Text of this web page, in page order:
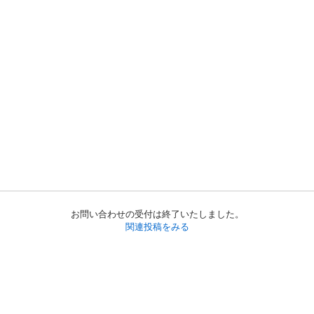
お問い合わせの受付は終了いたしました。
関連投稿をみる